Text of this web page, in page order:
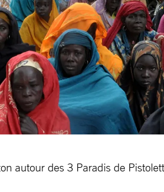
autour des 3 Paradis de